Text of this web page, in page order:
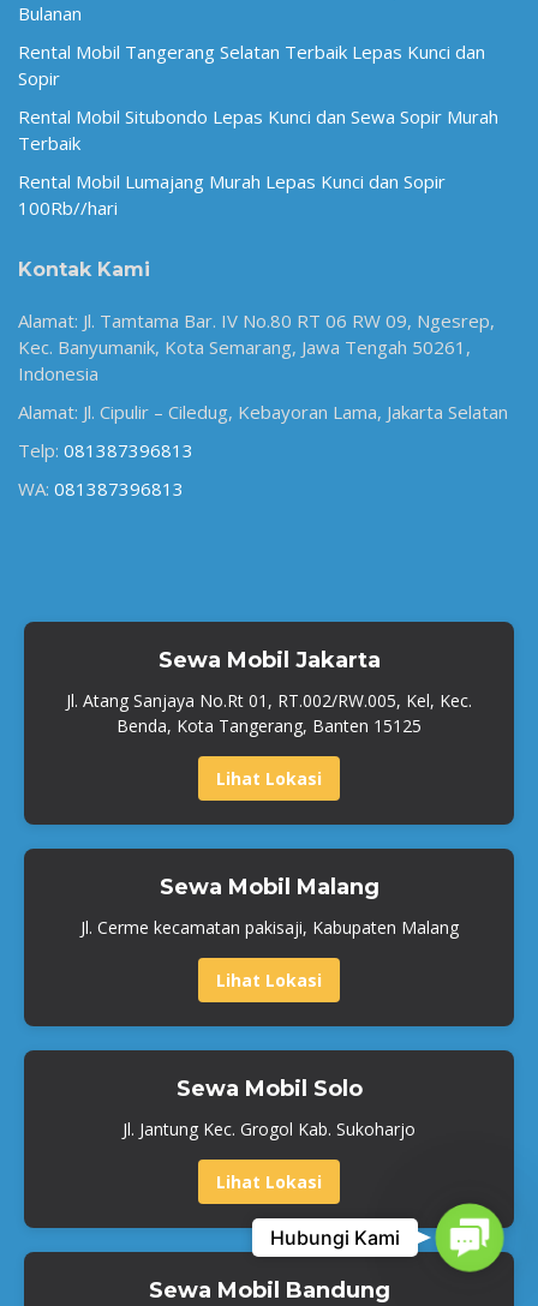
Bulanan
Rental Mobil Tangerang Selatan Terbaik Lepas Kunci dan
Sopir
Rental Mobil Situbondo Lepas Kunci dan Sewa Sopir Murah
Terbaik
Rental Mobil Lumajang Murah Lepas Kunci dan Sopir
100Rb//hari
Kontak Kami
Alamat: Jl. Tamtama Bar. IV No.80 RT 06 RW 09, Ngesrep,
Kec. Banyumanik, Kota Semarang, Jawa Tengah 50261,
Indonesia
Alamat: Jl. Cipulir – Ciledug, Kebayoran Lama, Jakarta Selatan
Telp: 081387396813
WA: 081387396813
Sewa Mobil Jakarta
Jl. Atang Sanjaya No.Rt 01, RT.002/RW.005, Kel, Kec.
Benda, Kota Tangerang, Banten 15125
Lihat Lokasi
Sewa Mobil Malang
Jl. Cerme kecamatan pakisaji, Kabupaten Malang
Lihat Lokasi
Sewa Mobil Solo
Jl. Jantung Kec. Grogol Kab. Sukoharjo
Lihat Lokasi
Sewa Mobil Bandung
Hubungi Kami